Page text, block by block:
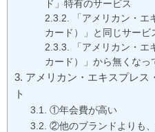
ド」特有のサービス
「アメリカン・
カード）」と同じサービ
「アメリカン・
カード）」から無くなっ
アメリカン・エキスプレス
ト
①年会費が高い
②他のブランドよりも